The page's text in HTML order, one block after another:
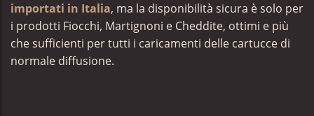
importati in Italia, ma la disponibilità sicura è solo per
i prodotti Fiocchi, Martignoni e Cheddite, ottimi e più
che sufficienti per tutti i caricamenti delle cartucce di
normale diffusione.